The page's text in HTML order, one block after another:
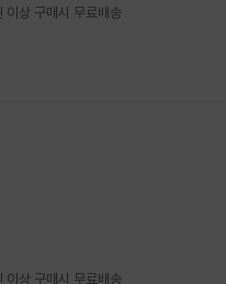
상 구매시 무료배송
상 구매시 무료배송